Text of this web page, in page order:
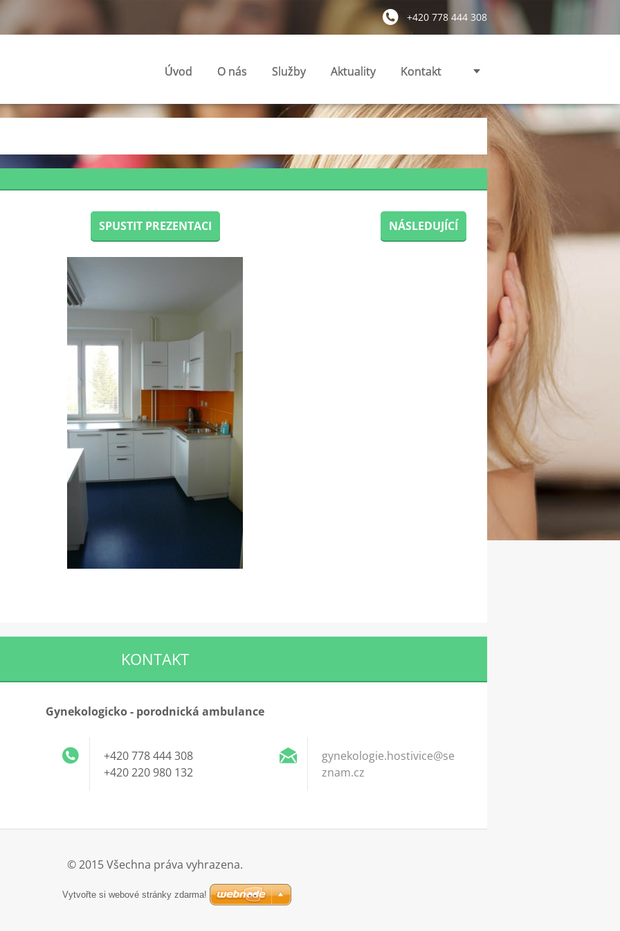
+420 778 444 308
Úvod O nás Služby Aktuality Kontakt
SPUSTIT PREZENTACI NÁSLEDUJÍCÍ
KONTAKT
Gynekologicko - porodnická ambulance
+420 778 444 308
+420 220 980 132
gynekologie.hostivice@se
znam.cz
© 2015 Všechna práva vyhrazena.
Vytvořte si webové stránky zdarma!